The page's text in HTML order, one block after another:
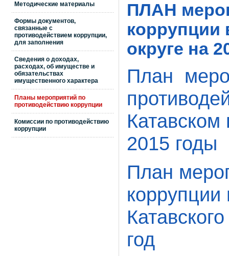
Методические материалы
Формы документов,
связанные с
противодействием коррупции,
для заполнения
Сведения о доходах,
расходах, об имуществе и
обязательствах
имущественного характера
Планы мероприятий по
противодействию коррупции
Комиссии по противодействию
коррупции
ПЛАН
коррупции
округе на
План
Катавском
2015 годы
План
год